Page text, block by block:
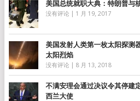
美国总统就职大典：特朗普与
没有评论 | 1 月 19, 2017
美国发射人类第一枚太阳探测
太阳烈焰
没有评论 | 8 月 13, 2018
不满安理会通过决议令其停建
西兰大使